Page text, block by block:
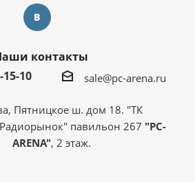
контакты
15-10
sale@pc-arena.ru
Пятницкое ш. дом 18. "ТК
павильон 267 "PC-
ARENA", 2 этаж.